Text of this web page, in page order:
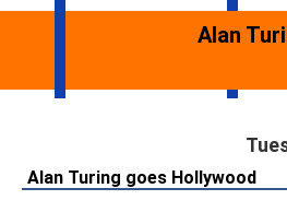
Alan
Alan Turing goes Hollywood